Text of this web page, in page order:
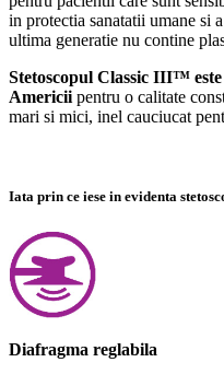
in protectia sanatatii umane si
ultima generatie nu contine
Stetoscopul Classic III™
Americii pentru o calitate
mari si mici, inel cauciucat
Iata prin ce iese in evidenta
Diafragma reglabila